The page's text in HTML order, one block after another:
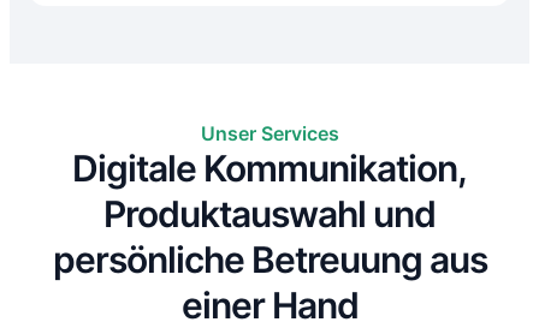
Unser Services
Digitale Kommunikation,
Produktauswahl und
persönliche Betreuung aus
einer Hand